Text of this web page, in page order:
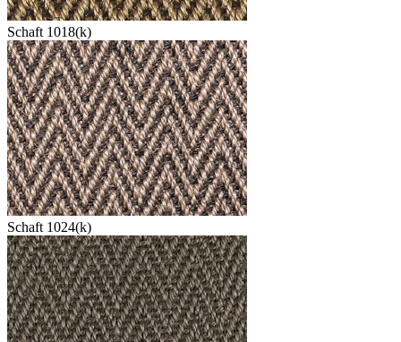
Schaft 1018(k)
Schaft 1024(k)